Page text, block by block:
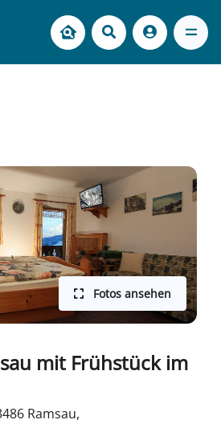
Fotos ansehen
mit Frühstück im
Ramsau,